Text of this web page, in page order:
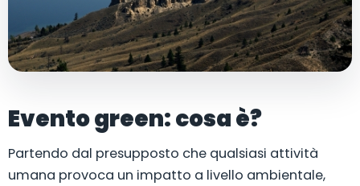
Evento green: cosa è?
Partendo dal presupposto che qualsiasi attività
umana provoca un impatto a livello ambientale,